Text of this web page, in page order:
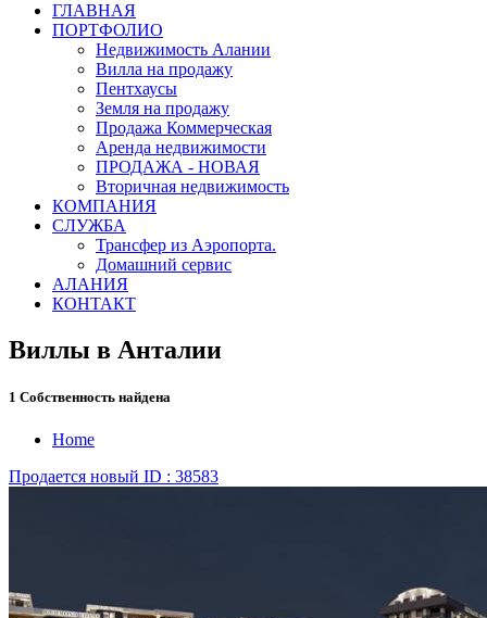
ГЛАВНАЯ
ПОРТФОЛИО
Недвижимость Алании
Вилла на продажу
Пентхаусы
Земля на продажу
Продажа Коммерческая
Аренда недвижимости
ПРОДАЖА - НОВАЯ
Вторичная недвижимость
КОМПАНИЯ
СЛУЖБА
Трансфер из Аэропорта.
Домашний сервис
АЛАНИЯ
КОНТАКТ
Виллы в Анталии
1 Собственность найдена
Home
Продается новый ID : 38583